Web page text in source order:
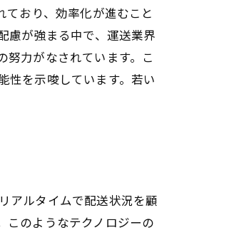
おり、効率化が進むこと
慮が強まる中で、運送業界
力がなされています。こ
性を示唆しています。若い
アルタイムで配送状況を顧
このようなテクノロジーの